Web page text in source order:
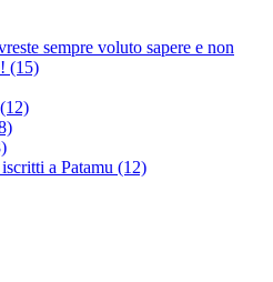
sempre voluto sapere e non
(15)
(12)
a Patamu (12)